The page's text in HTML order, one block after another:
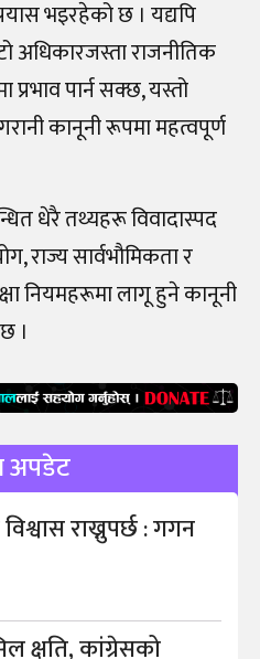
भइरहेको छ । यद्यपि
अधिकारजस्ता राजनीतिक
पार्न सक्छ, यस्तो
कानूनी रूपमा महत्वपूर्ण
धेरै तथ्यहरू विवादास्पद
राज्य सार्वभौमिकता र
नियमहरूमा लागू हुने कानूनी
।
अपडेट
राख्नुपर्छ : गगन
क्षति, कांग्रेसको